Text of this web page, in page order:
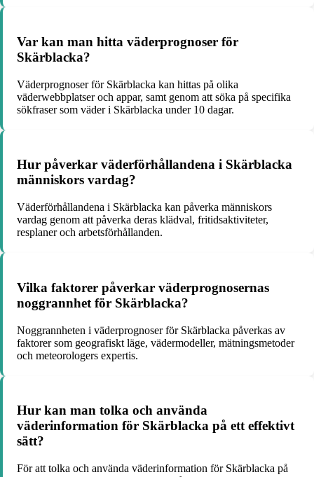
Var kan man hitta väderprognoser för
Skärblacka?
Väderprognoser för Skärblacka kan hittas på olika
väderwebbplatser och appar, samt genom att söka på specifika
sökfraser som väder i Skärblacka under 10 dagar.
Hur påverkar väderförhållandena i Skärblacka
människors vardag?
Väderförhållandena i Skärblacka kan påverka människors
vardag genom att påverka deras klädval, fritidsaktiviteter,
resplaner och arbetsförhållanden.
Vilka faktorer påverkar väderprognosernas
noggrannhet för Skärblacka?
Noggrannheten i väderprognoser för Skärblacka påverkas av
faktorer som geografiskt läge, vädermodeller, mätningsmetoder
och meteorologers expertis.
Hur kan man tolka och använda
väderinformation för Skärblacka på ett effektivt
sätt?
För att tolka och använda väderinformation för Skärblacka på